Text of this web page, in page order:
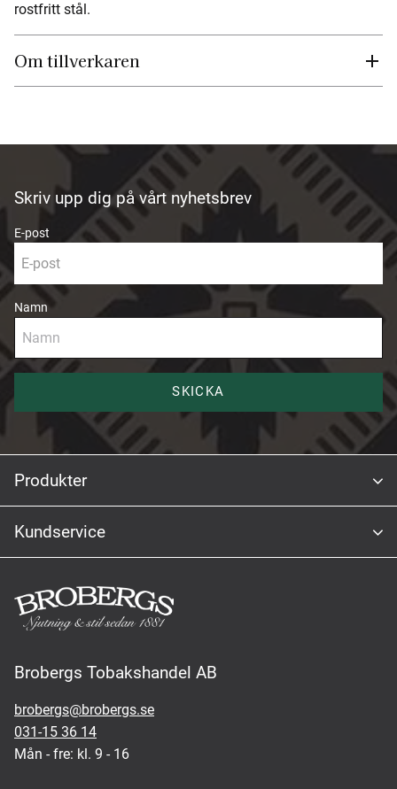
rostfritt stål.
Om tillverkaren
Skriv upp dig på vårt nyhetsbrev
E-post
Namn
SKICKA
Produkter
Kundservice
Brobergs Tobakshandel AB
brobergs@brobergs.se
031-15 36 14
Mån - fre: kl. 9 - 16